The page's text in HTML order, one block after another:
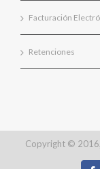
Facturación
Retenciones
Copyright © 2016,